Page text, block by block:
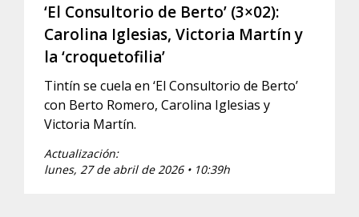
‘El Consultorio de Berto’ (3×02):
Carolina Iglesias, Victoria Martín y
la ‘croquetofilia’
Tintín se cuela en ‘El Consultorio de Berto’
con Berto Romero, Carolina Iglesias y
Victoria Martín.
Actualización:
lunes, 27 de abril de 2026 • 10:39h